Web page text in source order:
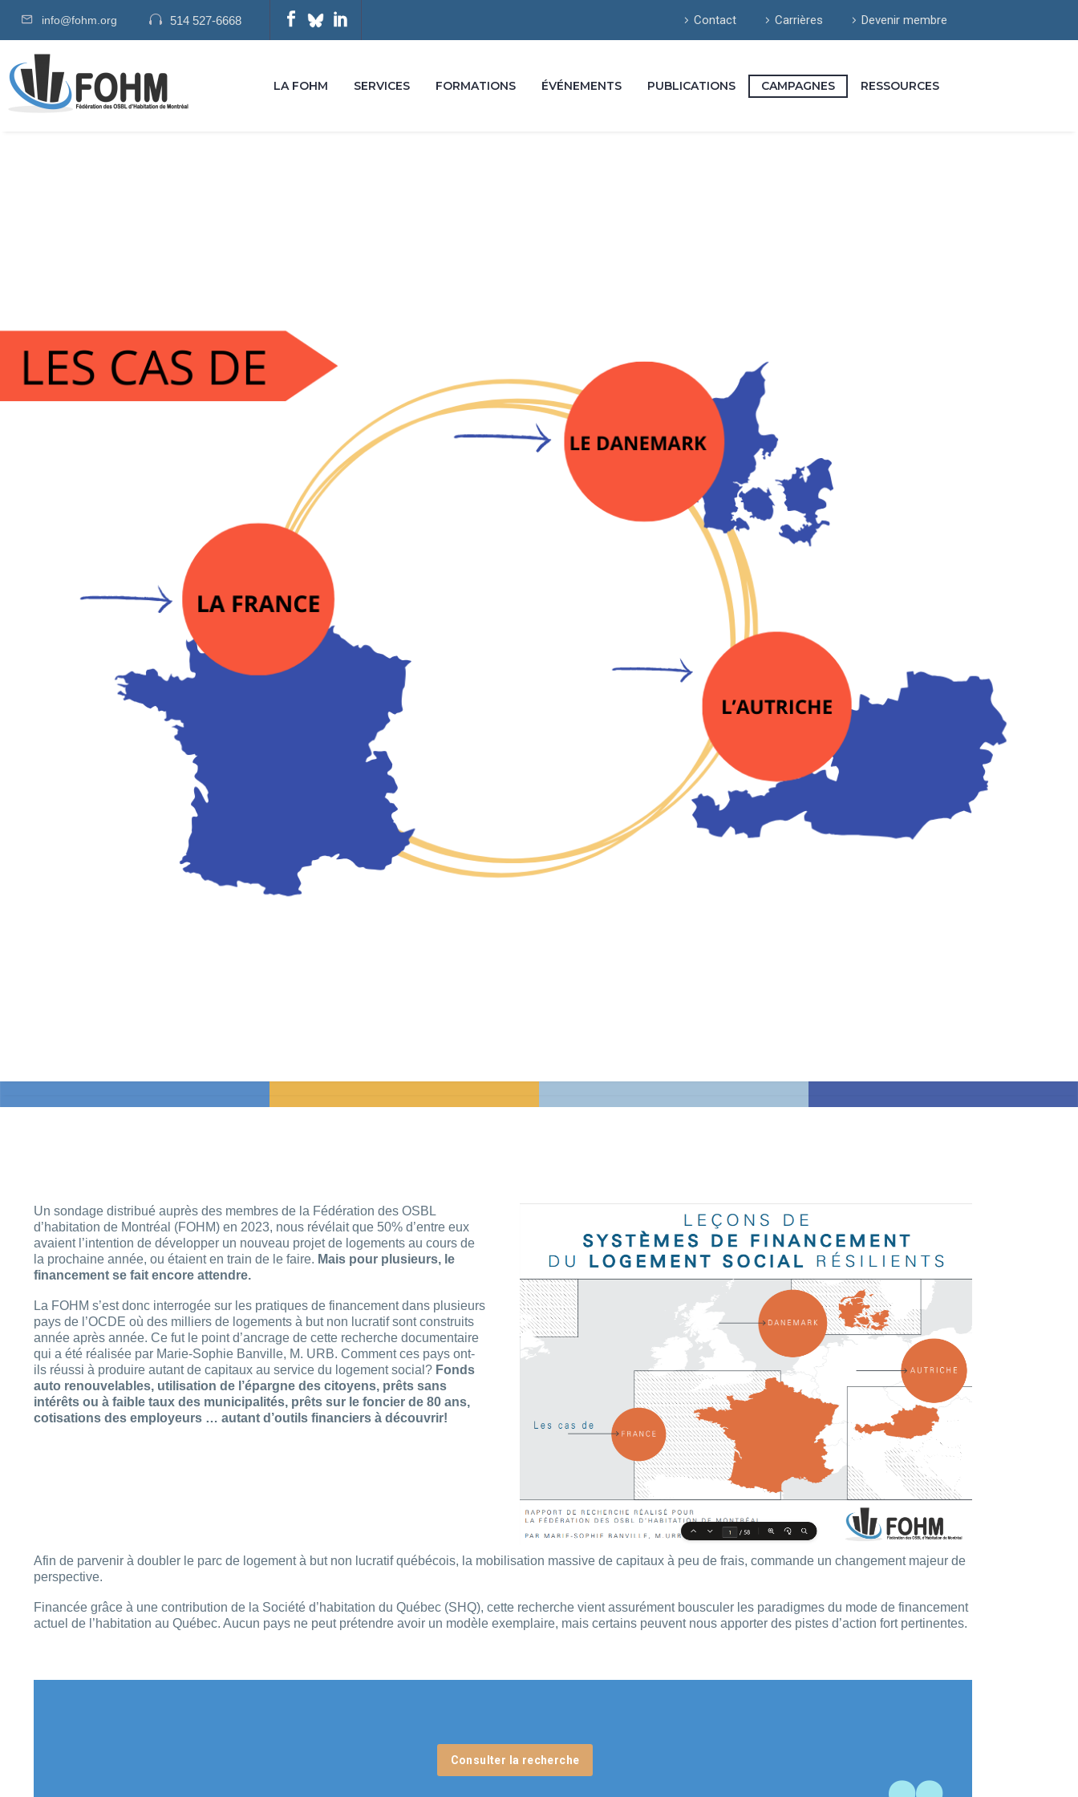
info@fohm.org 514 527-6668 Contact Carrières Devenir membre
LA FOHM SERVICES FORMATIONS ÉVÉNEMENTS PUBLICATIONS CAMPAGNES RESSOURCES
Un sondage distribué auprès des membres de la Fédération des OSBL
d’habitation de Montréal (FOHM) en 2023, nous révélait que 50% d’entre eux
avaient l’intention de développer un nouveau projet de logements au cours de
la prochaine année, ou étaient en train de le faire. Mais pour plusieurs, le
financement se fait encore attendre.
La FOHM s’est donc interrogée sur les pratiques de financement dans plusieurs
pays de l’OCDE où des milliers de logements à but non lucratif sont construits
année après année. Ce fut le point d’ancrage de cette recherche documentaire
qui a été réalisée par Marie-Sophie Banville, M. URB. Comment ces pays ont-
ils réussi à produire autant de capitaux au service du logement social? Fonds
auto renouvelables, utilisation de l’épargne des citoyens, prêts sans
intérêts ou à faible taux des municipalités, prêts sur le foncier de 80 ans,
cotisations des employeurs … autant d’outils financiers à découvrir!
Afin de parvenir à doubler le parc de logement à but non lucratif québécois, la mobilisation massive de capitaux à peu de frais, commande un changement majeur de
perspective.
Financée grâce à une contribution de la Société d’habitation du Québec (SHQ), cette recherche vient assurément bousculer les paradigmes du mode de financement
actuel de l’habitation au Québec. Aucun pays ne peut prétendre avoir un modèle exemplaire, mais certains peuvent nous apporter des pistes d’action fort pertinentes.
Consulter la recherche